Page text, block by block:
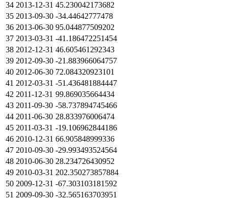
34 2013-12-31 45.230042173682
35 2013-09-30 -34.44642777478
36 2013-06-30 95.044877509202
37 2013-03-31 -41.186472251454
38 2012-12-31 46.605461292343
39 2012-09-30 -21.883966064757
40 2012-06-30 72.084320923101
41 2012-03-31 -51.436481884447
42 2011-12-31 99.869035664434
43 2011-09-30 -58.737894745466
44 2011-06-30 28.833976006474
45 2011-03-31 -19.106962844186
46 2010-12-31 66.905848999336
47 2010-09-30 -29.993493524564
48 2010-06-30 28.234726430952
49 2010-03-31 202.350273857884
50 2009-12-31 -67.303103181592
51 2009-09-30 -32.565163703951